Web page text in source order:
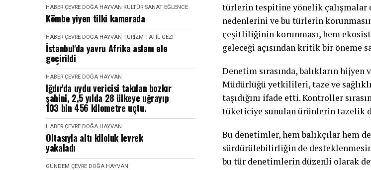
HABER ÇEVRE DOĞA HAYVAN KÜLTÜR SANAT EĞLENCE
Kömbe yiyen tilki kamerada
HABER ÇEVRE DOĞA HAYVAN TURIZM TATIL GEZI
İstanbul'da yavru Afrika aslanı ele
geçirildi
HABER ÇEVRE DOĞA HAYVAN
Iğdır'da uydu vericisi takılan bozkır
şahini, 2,5 yılda 28 ülkeye uğrayıp
103 bin 456 kilometre uçtu.
HABER ÇEVRE DOĞA HAYVAN
Oltasıyla altı kiloluk levrek
yakaladı
GÜNDEM ÇEVRE DOĞA HAYVAN
türlerin tespitine yönelik çalışmalar
nedenlerini ve bu türlerin
çeşitliliğinin korunması, hem
geleceği açısından kritik bir öneme
Denetim sırasında, balıkların
Müdürlüğü yetkilileri, taze ve
taşıdığını ifade etti. Kontroller
tüketiciye sunulan ürünlerin tazelik
Bu denetimler, hem balıkçılar hem
sürdürülebilirliğin de
bu tür denetimlerin düzenli olarak